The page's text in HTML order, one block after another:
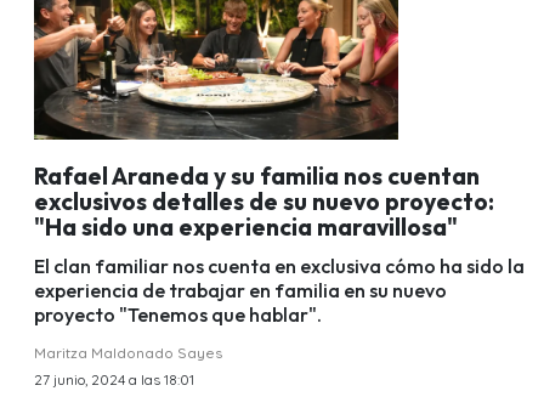
Rafael Araneda y su familia nos cuentan
exclusivos detalles de su nuevo proyecto:
"Ha sido una experiencia maravillosa"
El clan familiar nos cuenta en exclusiva cómo ha sido la
experiencia de trabajar en familia en su nuevo
proyecto "Tenemos que hablar".
Maritza Maldonado Sayes
27 junio, 2024 a las 18:01